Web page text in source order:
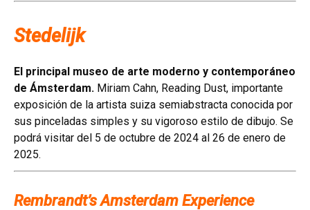
Stedelijk
El principal museo de arte moderno y contemporáneo
de Ámsterdam. Miriam Cahn, Reading Dust, importante
exposición de la artista suiza semiabstracta conocida por
sus pinceladas simples y su vigoroso estilo de dibujo. Se
podrá visitar del 5 de octubre de 2024 al 26 de enero de
2025.
Rembrandt’s Amsterdam Experience